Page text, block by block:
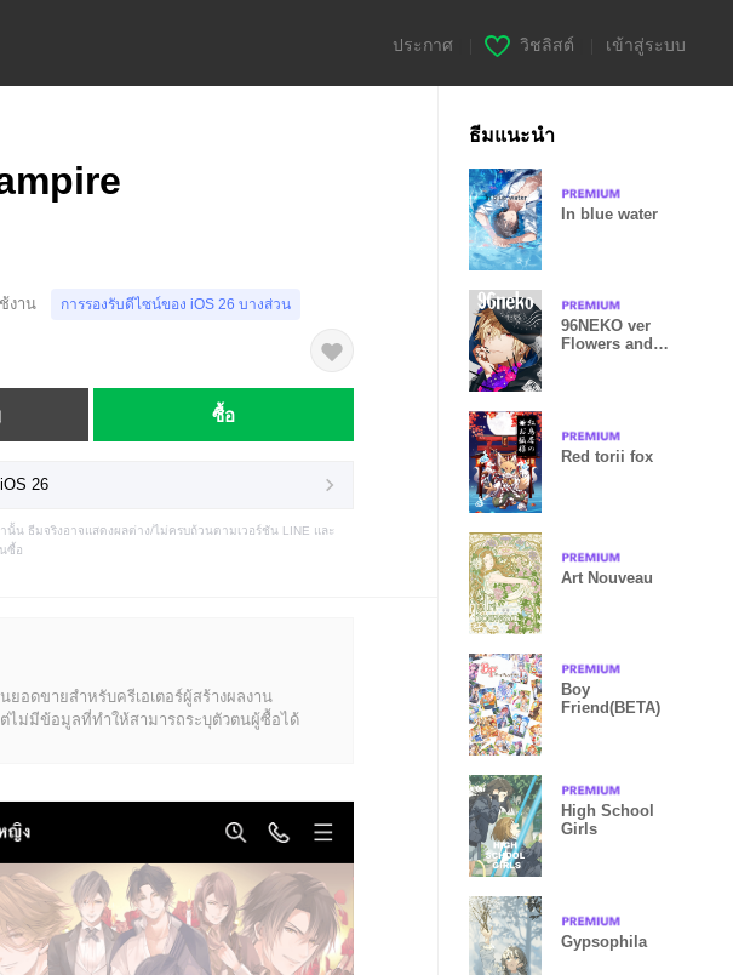
ประกาศ วิชลิสต์ เข้าสู่ระบบ
งาน การรองรับดีไซน์ของ iOS 26 บางส่วน
ซื้อ
26
นั้น ธีมจริงอาจแสดงผลต่าง/ไม่ครบถ้วนตามเวอร์ชัน LINE และ
ซื้อ
ยอดขายสำหรับครีเอเตอร์ผู้สร้างผลงาน
ไม่มีข้อมูลที่ทำให้สามารถระบุตัวตนผู้ซื้อได้
ธีมแนะนำ
In blue water
96NEKO ver
Flowers and
Red torii fox
Art Nouveau
Boy
Friend(BETA)
High School
Girls
Gypsophila